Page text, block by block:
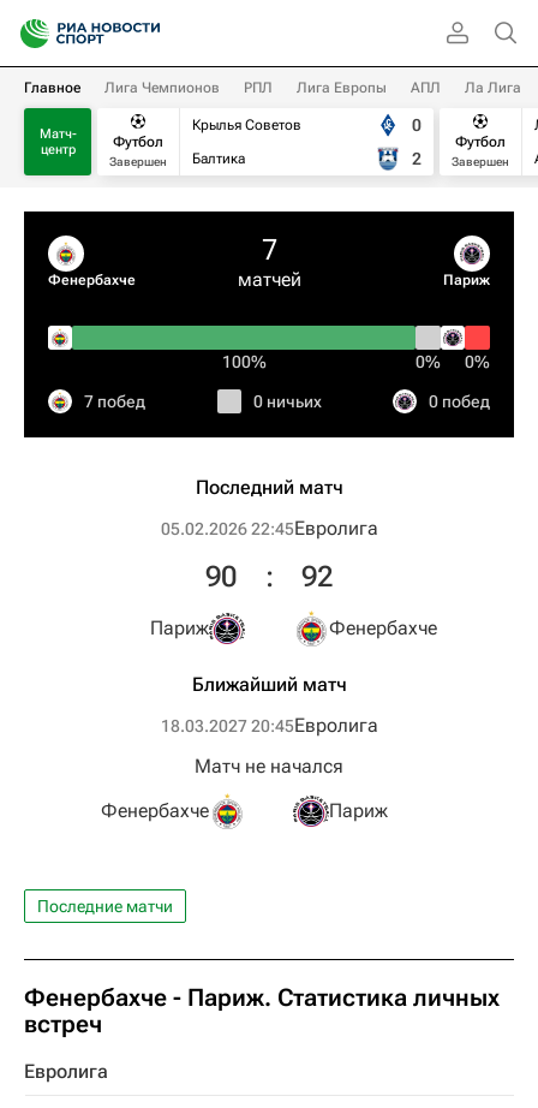
Главное Лига Чемпионов РПЛ Лига Европы АПЛ Ла Лига
Матч-
центр
Футбол
Завершен
Крылья Советов
Балтика
0
2
Футбол
Завершен
Фенербахче
7
матчей Париж
100% 0% 0%
7 побед 0 ничьих 0 побед
Последний матч
05.02.2026 22:45Евролига
Париж
90 : 92
Фенербахче
Ближайший матч
18.03.2027 20:45Евролига
Фенербахче
Матч не начался
Париж
Последние матчи
Фенербахче - Париж. Статистика личных
встреч
Евролига